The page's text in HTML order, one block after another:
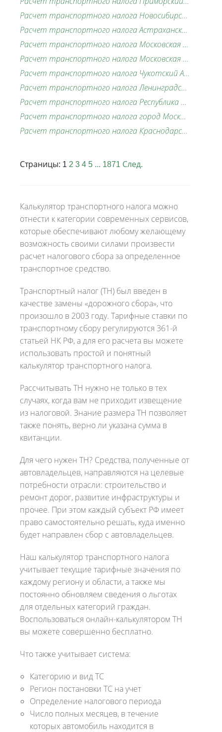
Расчет транспортного налога Новосибирская область,2026 г.,220 л.с.
Расчет транспортного налога Астраханская область,2026 г.,150 л.с.
Расчет транспортного налога Московская область,2026 г.,140 л.с.
Расчет транспортного налога Московская область,2026 г.,169 л.с.
Расчет транспортного налога Чукотский АО,2026 г.,249 л.с.
Расчет транспортного налога Ленинградская область,2026 г.,333 л.с.
Расчет транспортного налога Республика Саха (Якутия),2026 г.,120 л.с.
Расчет транспортного налога город Москва,2026 г.,476 л.с.
Расчет транспортного налога Краснодарский край,2026 г.,585 л.с.
Страницы: 12 34 5 ... 1871 След.
Калькулятор транспортного налога можно
отнести к категории современных сервисов,
которые обеспечивают любому желающему
возможность своими силами произвести
расчет налогового сбора за определенное
транспортное средство.
Транспортный налог (ТН) был введен в
качестве замены «дорожного сбора», что
произошло в 2003 году. Тарифные ставки по
транспортному сбору регулируются 361-й
статьей НК РФ, а для его расчета вы можете
использовать простой и понятный
калькулятор транспортного налога.
Рассчитывать ТН нужно не только в тех
случаях, когда вам не приходит извещение
из налоговой. Знание размера ТН позволяет
также понять, верно ли указана сумма в
квитанции.
Для чего нужен ТН? Средства, полученные от
автовладельцев, направляются на целевые
потребности отрасли: строительство и
ремонт дорог, развитие инфраструктуры и
прочее. При этом каждый субъект РФ имеет
право самостоятельно решать, куда именно
будет направлен сбор с автовладельцев.
Наш калькулятор транспортного налога
учитывает текущие тарифные значения по
каждому региону и области, а также мы
постоянно обновляем сведения о льготах
для отдельных категорий граждан.
Воспользоваться онлайн-калькулятором ТН
вы можете совершенно бесплатно.
Что также учитывает система:
Категорию и вид ТС
Регион постановки ТС на учет
Определение налогового периода
Число полных месяцев, в течение
которых автомобиль находится в